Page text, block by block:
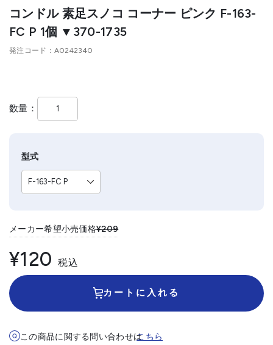
コンドル 素足スノコ コーナー ピンク F-163-
FC P 1個 ▼370-1735
発注コード A0242340
数量
型式
メーカー希望小売価格¥209
¥120 税込
カートに入れる
この商品に関する問い合わせはこちら